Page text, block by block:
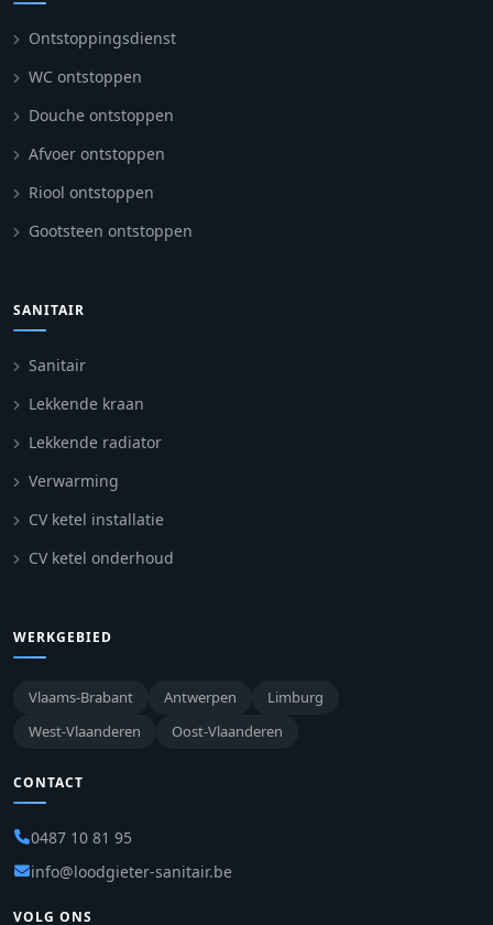
Ontstoppingsdienst
WC ontstoppen
Douche ontstoppen
Afvoer ontstoppen
Riool ontstoppen
Gootsteen ontstoppen
SANITAIR
Sanitair
Lekkende kraan
Lekkende radiator
Verwarming
CV ketel installatie
CV ketel onderhoud
WERKGEBIED
Vlaams-Brabant Antwerpen
Limburg
West-Vlaanderen
Oost-Vlaanderen
CONTACT
0487 10 81 95
info@loodgieter-sanitair.be
VOLG ONS